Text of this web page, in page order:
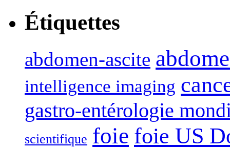
Étiquettes
abdomen-ascite
intelligence imaging
gastro-entérologie
scientifique foie foie US